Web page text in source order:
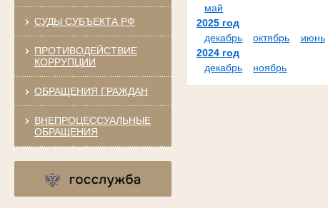
СУДЫ СУБЪЕКТА РФ
ПРОТИВОДЕЙСТВИЕ
КОРРУПЦИИ
ОБРАЩЕНИЯ ГРАЖДАН
ВНЕПРОЦЕССУАЛЬНЫЕ
ОБРАЩЕНИЯ
май
2025 год
декабрь
октябрь июнь
2024 год
декабрь
ноябрь